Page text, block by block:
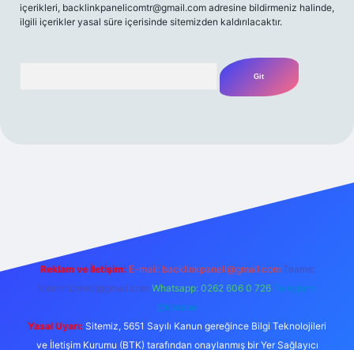
içerikleri, backlinkpanelicomtr@gmail.com adresine bildirmeniz halinde,
ilgili içerikler yasal süre içerisinde sitemizden kaldırılacaktır.
Reklam ve İletişim: E-mail: backlinkpaneli@gmail.com Teams:
forumhizmeti@gmail.com Whatsapp: 0262 606 0 726 Telegram:
@karabul
Yasal Uyarı: Sitemiz, 5651 Sayılı Kanun gereğince Bilgi Teknolojileri
ve İletişim Kurumu (BTK) tarafından onaylanmış bir Yer Sağlayıcı